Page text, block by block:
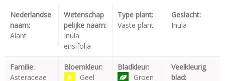
Nederlandse
naam:
Alant
Wetenschap
pelijke naam:
Inula
ensifolia
Type plant:
Vaste plant
Geslacht:
Inula
Familie:
Asteraceae
Bloemkleur:
Geel
Bladkleur:
Groen
Veelkleurig
blad: